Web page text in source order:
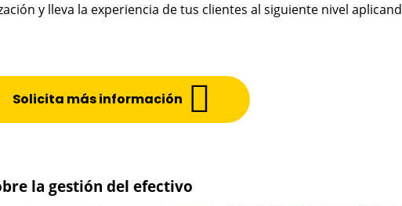
y lleva la experiencia de tus clientes al siguiente nivel
Solicita más información
la gestión del efectivo